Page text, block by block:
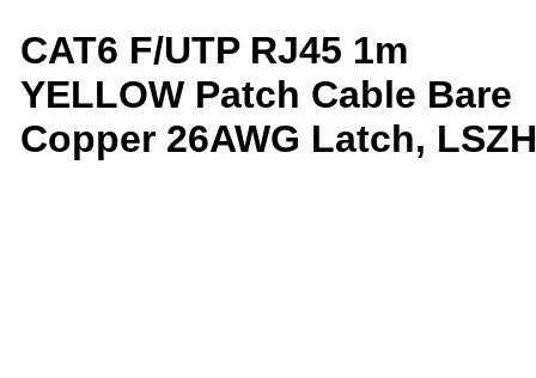
CAT6 F/UTP RJ45 1m
YELLOW Patch Cable Bare
Copper 26AWG Latch, LSZH